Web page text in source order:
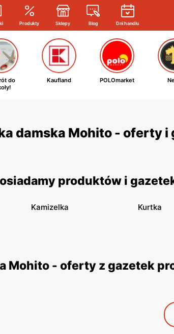
Produkty Sklepy Blog Dni handlu
do
Kaufland POLOmarket
damska Mohito - oferty
produktów i
Kamizelka Kurtka
Mohito - oferty z gazetek